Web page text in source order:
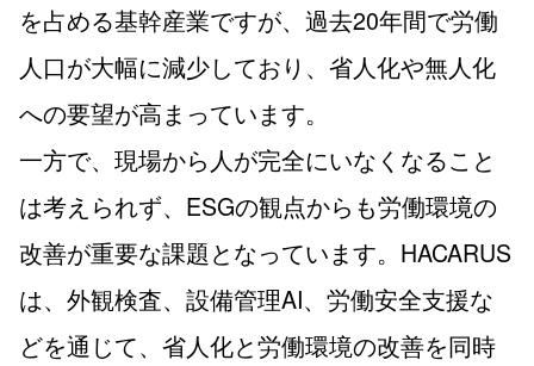
を占める基幹産業ですが、過去20年間で労働
人口が大幅に減少しており、省人化や無人化
への要望が高まっています。
一方で、現場から人が完全にいなくなること
は考えられず、ESGの観点からも労働環境の
改善が重要な課題となっています。HACARUS
は、外観検査、設備管理AI、労働安全支援な
どを通じて、省人化と労働環境の改善を同時